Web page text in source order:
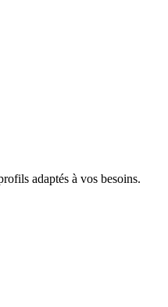
adaptés à vos besoins.